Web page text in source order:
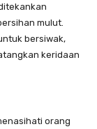
mulut.
keridaan
orang